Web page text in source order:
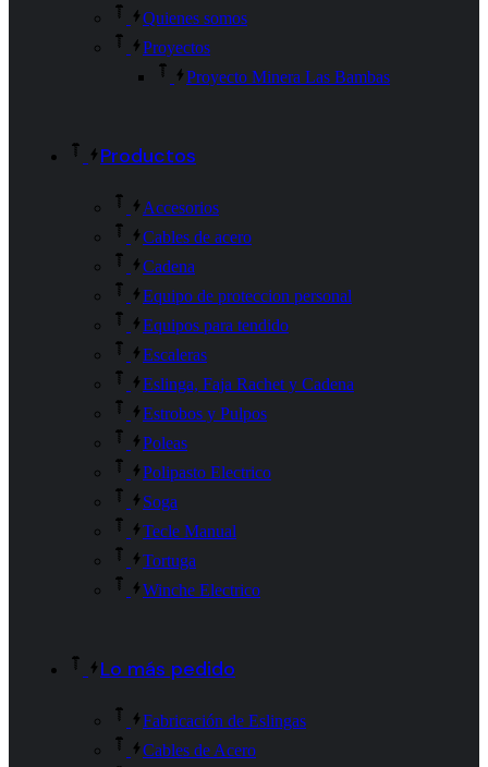
Quienes somos
Proyectos
Proyecto Minera Las Bambas
Productos
Accesorios
Cables de acero
Cadena
Equipo de proteccion personal
Equipos para tendido
Escaleras
Eslinga, Faja Rachet y Cadena
Estrobos y Pulpos
Poleas
Polipasto Electrico
Soga
Tecle Manual
Tortuga
Winche Electrico
Lo más pedido
Fabricación de Eslingas
Cables de Acero